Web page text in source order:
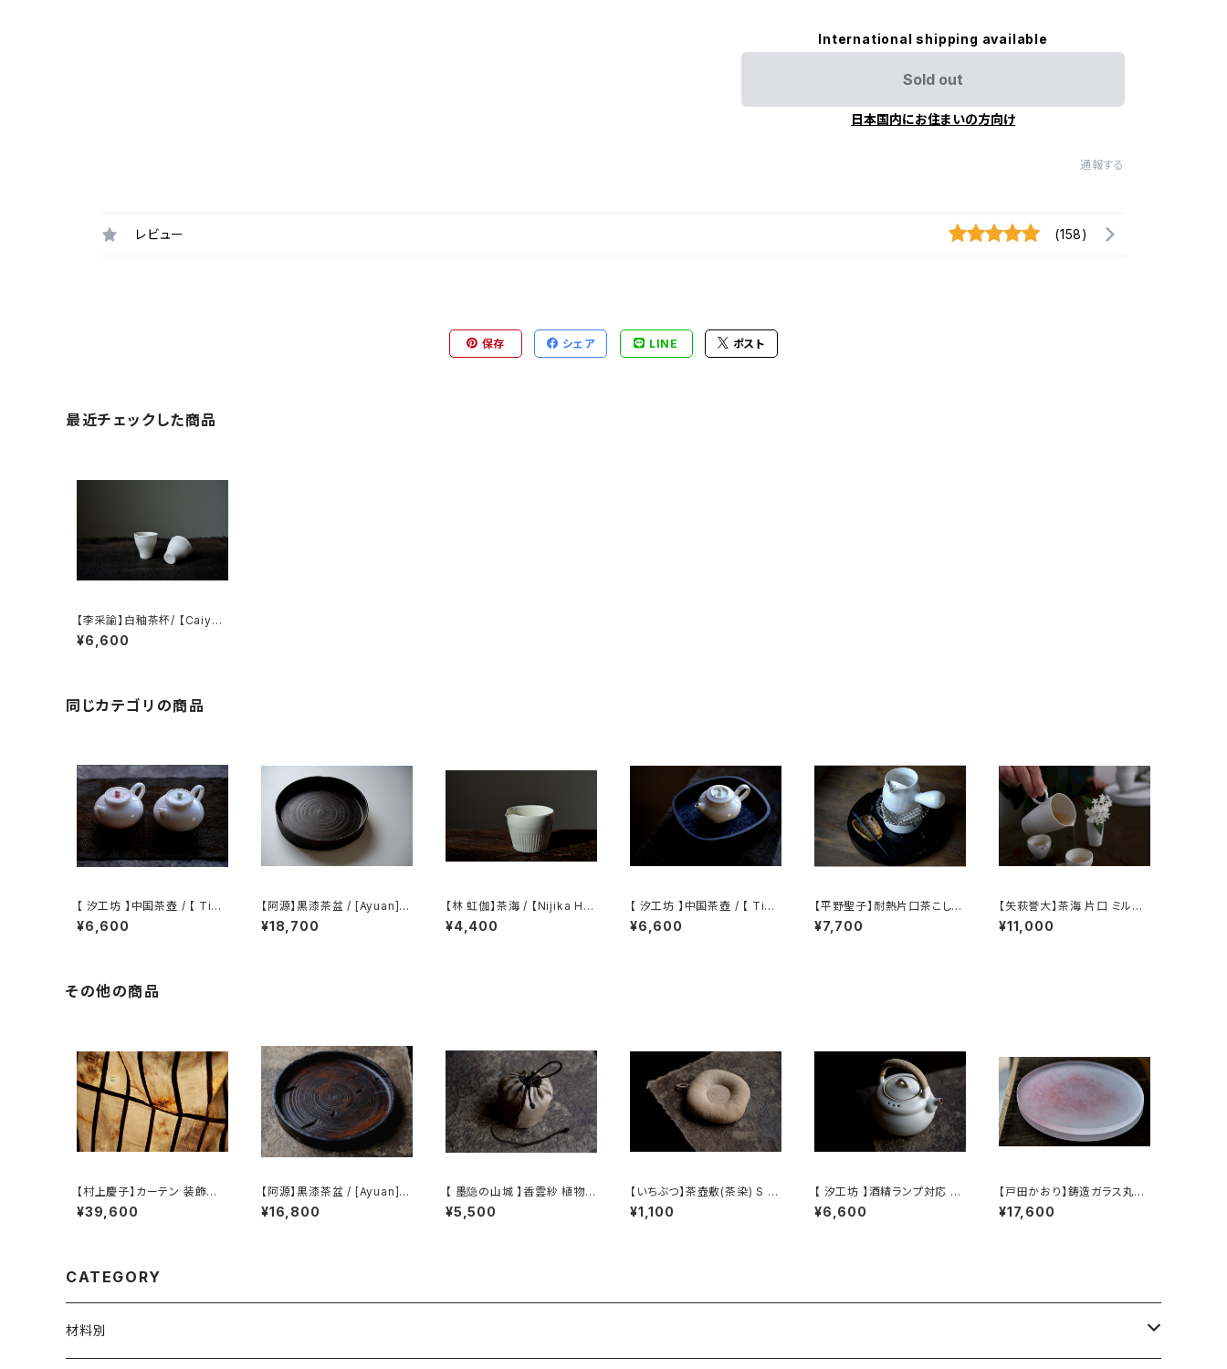
International shipping available
Sold out
日本国内にお住まいの方向け
通報する
レビュー (158)
保存 シェア LINE ポスト
最近チェックした商品
【李采諭】白釉茶杯/ 【Caiyu
Li】Teacup
¥6,600
同じカテゴリの商品
【 汐工坊 】中国茶壺 / 【 Tida
l Atelier 】Chinese teapot
¥6,600
【阿源】黒漆茶盆 / [Ayuan] B
lack Lacquer Tea Tray
¥18,700
【林 虹伽】茶海 / 【Nijika Ha
yashi 】tea pitcher
¥4,400
【 汐工坊 】中国茶壺 / 【 Tida
l Atelier 】Chinese teapot
¥6,600
【平野聖子】耐熱片口茶こしポ
ット / 【Masako Hirano】He
at-resistant spout tea str
¥7,700
【矢萩誉大】茶海 片口 ミルク
ピッチャー / 【Takahiro Yah
agi】Fair cup Katakuchi M
¥11,000
その他の商品
【村上慶子】カーテン 装飾布 /
【sabi-nuno】tablecloth st
ole
¥39,600
【阿源】黒漆茶盆 / [Ayuan] B
lack Lacquer Tea Tray
¥16,800
【 墨隐の山城 】香雲紗 植物染
仕覆 めカップ袋 【 Ink & Mo
untain Tea Atelier】Tea C
¥5,500
【いちぶつ】茶壺敷(茶染) S /
【Ichibutu】Teapot Coaste
r S
¥1,100
【 汐工坊 】酒精ランプ対応 湯
沸かしケトル / 【 Tidal Ateli
er 】Handled teapot
¥6,600
【戸田かおり】鋳造ガラス丸皿
/ 【kaoritoda】Cast Glass
Round Plate
¥17,600
CATEGORY
材料別